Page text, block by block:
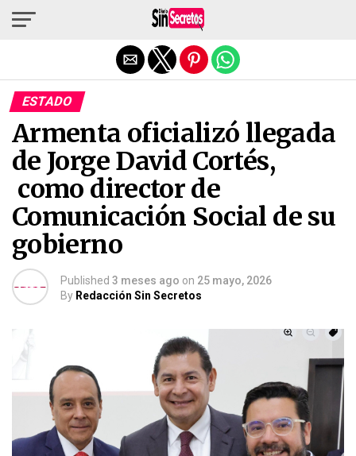
ESTADO
Armenta oficializó llegada
de Jorge David Cortés,
como director de
Comunicación Social de su
gobierno
Published 3 meses ago on 25 mayo, 2026
By Redacción Sin Secretos
Salir de la versión móvil